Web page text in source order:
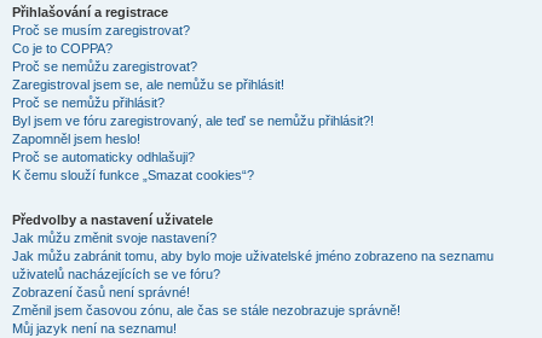
Přihlašování a registrace
Proč se musím zaregistrovat?
Co je to COPPA?
Proč se nemůžu zaregistrovat?
Zaregistroval jsem se, ale nemůžu se přihlásit!
Proč se nemůžu přihlásit?
Byl jsem ve fóru zaregistrovaný, ale teď se nemůžu přihlásit?!
Zapomněl jsem heslo!
Proč se automaticky odhlašuji?
K čemu slouží funkce „Smazat cookies“?
Předvolby a nastavení uživatele
Jak můžu změnit svoje nastavení?
Jak můžu zabránit tomu, aby bylo moje uživatelské jméno zobrazeno na seznamu
uživatelů nacházejících se ve fóru?
Zobrazení časů není správné!
Změnil jsem časovou zónu, ale čas se stále nezobrazuje správně!
Můj jazyk není na seznamu!